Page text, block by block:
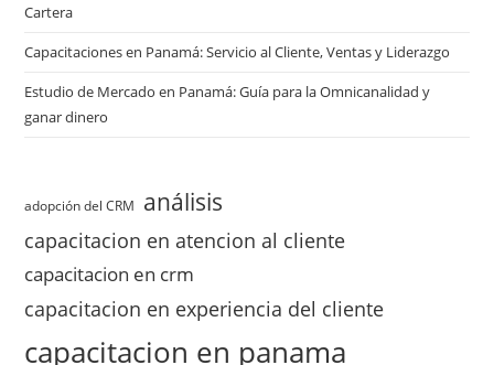
Cartera
Capacitaciones en Panamá: Servicio al Cliente, Ventas y Liderazgo
Estudio de Mercado en Panamá: Guía para la Omnicanalidad y
ganar dinero
adopción del CRM análisis
capacitacion en atencion al cliente
capacitacion en crm
capacitacion en experiencia del cliente
capacitacion en panama